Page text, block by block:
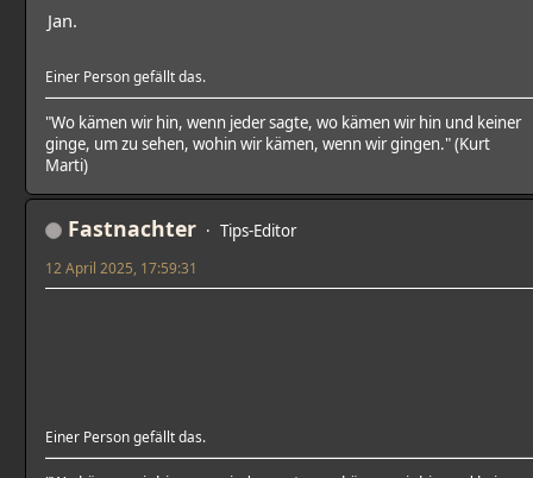
Jan.
Einer Person gefällt das.
"Wo kämen wir hin, wenn jeder sagte, wo kämen wir hin und keiner
ginge, um zu sehen, wohin wir kämen, wenn wir gingen." (Kurt
Marti)
Fastnachter Tips-Editor
12 April 2025, 17:59:31
Einer Person gefällt das.